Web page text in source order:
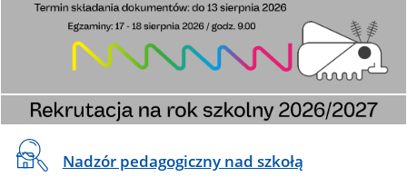
do
sekcji
Banner
Banner
rekrutacja
Na
skróty
Nadzór pedagogiczny nad szkołą